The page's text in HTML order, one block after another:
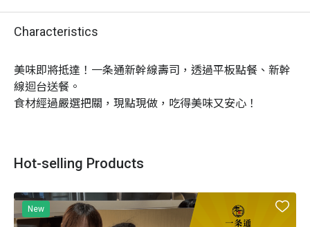
Characteristics
美味即將抵達！一条通新幹線壽司，透過平板點餐、新幹
線迴台送餐。
Hot-selling Products
New